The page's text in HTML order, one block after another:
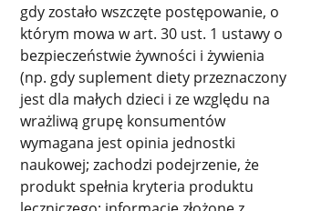
gdy zostało wszczęte postępowanie, o
którym mowa w art. 30 ust. 1 ustawy o
bezpieczeństwie żywności i żywienia
(np. gdy suplement diety przeznaczony
jest dla małych dzieci i ze względu na
wrażliwą grupę konsumentów
wymagana jest opinia jednostki
naukowej; zachodzi podejrzenie, że
produkt spełnia kryteria produktu